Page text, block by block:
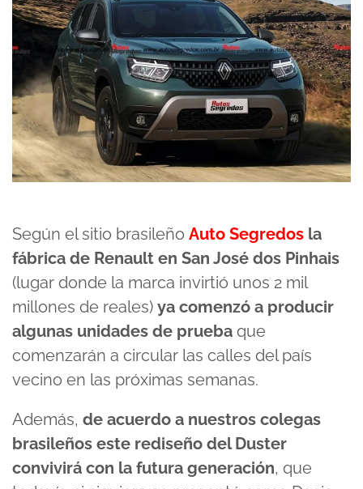
Según el sitio brasileño Auto Segredos la
fábrica de Renault en San José dos Pinhais
(lugar donde la marca invirtió unos 2 mil
millones de reales) ya comenzó a producir
algunas unidades de prueba que
comenzarán a circular las calles del país
vecino en las próximas semanas.
Además, de acuerdo a nuestros colegas
brasileños este rediseño del Duster
convivirá con la futura generación, que